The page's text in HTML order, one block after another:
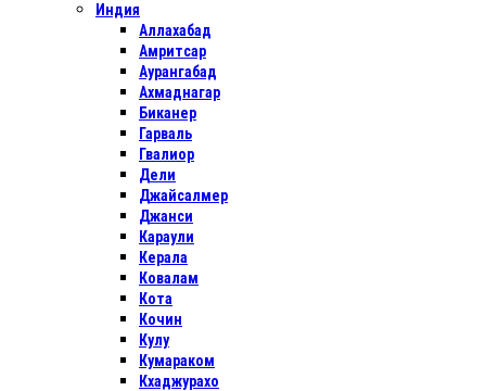
Индия
Аллахабад
Амритсар
Аурангабад
Ахмаднагар
Биканер
Гарваль
Гвалиор
Дели
Джайсалмер
Джанси
Караули
Керала
Ковалам
Кота
Кочин
Кулу
Кумараком
Кхаджурахо